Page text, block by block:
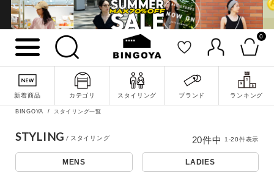
0
新着商品 カテゴリ スタイリング ブランド ランキング
BINGOYA スタイリング一覧
STYLING
MENS LADIES
20件中 1-20件表示